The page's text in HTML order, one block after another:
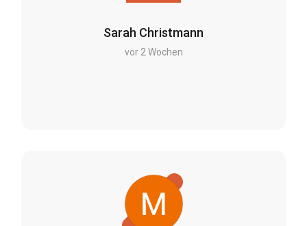
Sarah Christmann
vor 2 Wochen